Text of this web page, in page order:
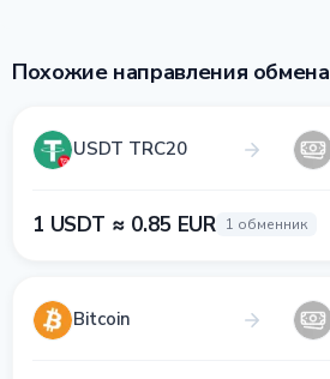
Похожие направления обмена
USDT TRC20
1 USDT ≈ 0.85 EUR 1 обменник
Bitcoin